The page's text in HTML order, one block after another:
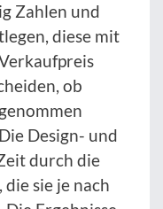
Zahlen und
diese mit
ob
Design- und
durch die
sie je nach